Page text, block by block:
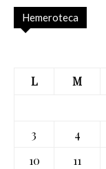
Hemeroteca
L
M
3
4
10
11